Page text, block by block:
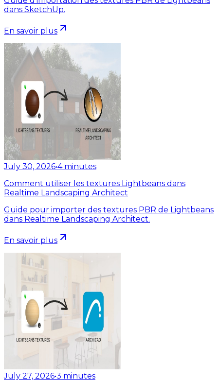
dans SketchUp.
En savoir plus
July 30, 2026•4 minutes
Comment utiliser les textures Lightbeans dans
Realtime Landscaping Architect
Guide pour importer des textures PBR de Lightbeans
dans Realtime Landscaping Architect.
En savoir plus
July 27, 2026•3 minutes